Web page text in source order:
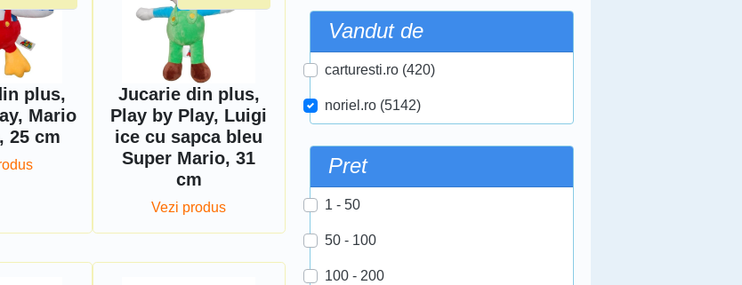
plus,
Mario
25 cm
Jucarie din plus,
Play by Play, Luigi
ice cu sapca bleu
Super Mario, 31
cm
Vezi produs
Vandut de
carturesti.ro (420)
noriel.ro (5142)
Pret
1 - 50
50 - 100
100 - 200